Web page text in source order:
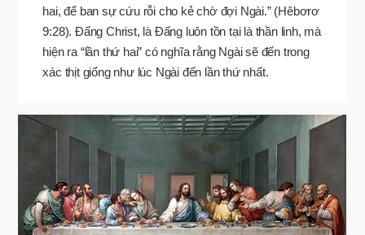
hai, để ban sự cứu rỗi cho kẻ chờ đợi Ngài.” (Hêbơrơ
9:28). Đấng Christ, là Đấng luôn tồn tại là thần linh, mà
hiện ra “lần thứ hai” có nghĩa rằng Ngài sẽ đến trong
xác thịt giống như lúc Ngài đến lần thứ nhất.